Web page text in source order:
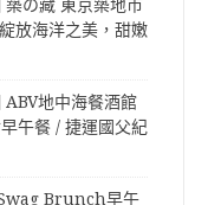
築の藏 東京築地市
放海洋之美，甜嫩
ABV地中海餐酒館
午餐 / 捷運國父紀
Brunch早午